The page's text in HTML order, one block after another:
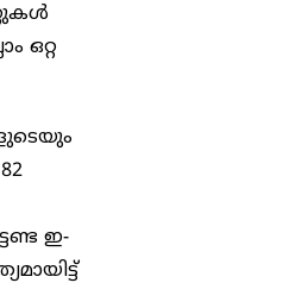
ഒറ്റ
ഇ-​